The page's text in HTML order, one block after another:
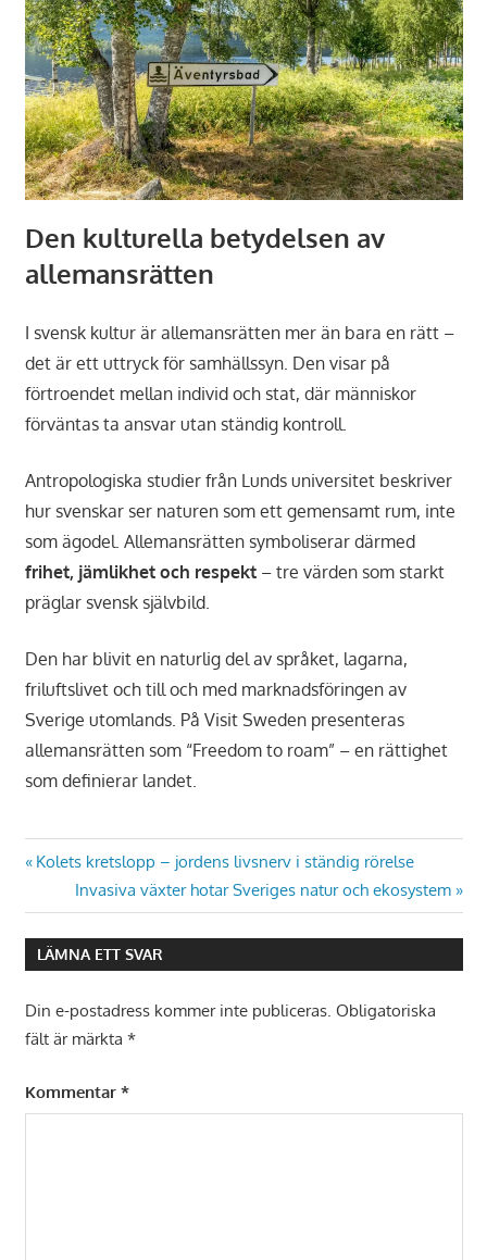
Den kulturella betydelsen av
allemansrätten
I svensk kultur är allemansrätten mer än bara en rätt –
det är ett uttryck för samhällssyn. Den visar på
förtroendet mellan individ och stat, där människor
förväntas ta ansvar utan ständig kontroll.
Antropologiska studier från Lunds universitet beskriver
hur svenskar ser naturen som ett gemensamt rum, inte
som ägodel. Allemansrätten symboliserar därmed
frihet, jämlikhet och respekt– tre värden som starkt
präglar svensk självbild.
Den har blivit en naturlig del av språket, lagarna,
friluftslivet och till och med marknadsföringen av
Sverige utomlands. På Visit Sweden presenteras
allemansrätten som “Freedom to roam” – en rättighet
som definierar landet.
Inläggsnavigering
Föregående
inlägg:
Kolets kretslopp – jordens livsnerv i ständig rörelse
Nästa
inlägg:
Invasiva växter hotar Sveriges natur och ekosystem
LÄMNA ETT SVAR
Din e-postadress kommer inte publiceras. Obligatoriska
fält är märkta *
Kommentar *